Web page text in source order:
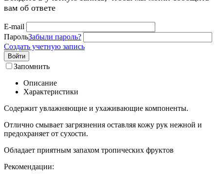
вам об ответе
E-mail
ПарольЗабыли пароль?
Создать учетную запись
Войти
Запомнить
Описание
Характеристики
Содержит увлажняющие и ухаживающие компоненты.
Отлично смывает загрязнения оставляя кожу рук нежной и
предохраняет от сухости.
Обладает приятным запахом тропических фруктов
Рекомендации: